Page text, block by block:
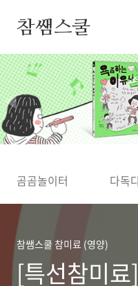
참쌤스쿨
◀
곰곰놀이터 다독
참쌤스쿨 참미료 (영양)
[특선참미